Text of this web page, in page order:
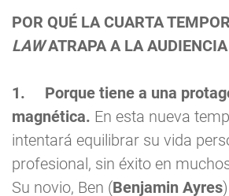
POR QUÉ LA CUARTA
LAWATRAPA A LA AUDIENCIA
1.
Porque tiene a una
magnética. En esta nueva
intentará equilibrar su vida
profesional, sin éxito en
Su novio, Ben (Benjamin Ayres